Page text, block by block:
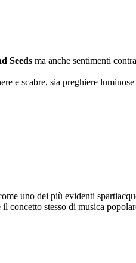
Seeds ma anche sentimenti
e scabre, sia preghiere
uno dei più evidenti
concetto stesso di musica